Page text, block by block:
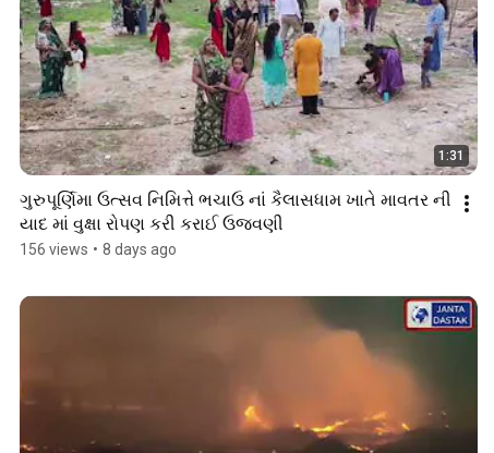
1:31
ગુરુપૂર્ણિમા ઉત્સવ નિમિત્તે ભચાઉ નાં કૈલાસધામ ખાતે માવતર ની
156 views • 8 days ago